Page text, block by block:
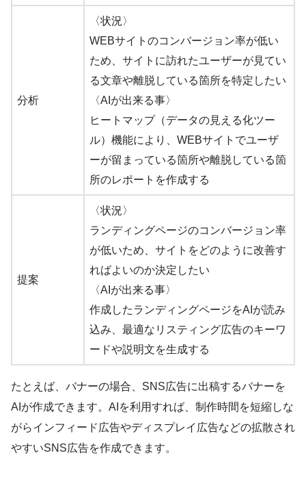
分析
〈状況〉
WEBサイトのコンバージョン率が低い
ため、サイトに訪れたユーザーが見てい
る文章や離脱している箇所を特定したい
〈AIが出来る事〉
ヒートマップ（データの見える化ツー
ル）機能により、WEBサイトでユーザ
ーが留まっている箇所や離脱している箇
所のレポートを作成する
提案
〈状況〉
ランディングページのコンバージョン率
が低いため、サイトをどのように改善す
ればよいのか決定したい
〈AIが出来る事〉
作成したランディングページをAIが読み
込み、最適なリスティング広告のキーワ
ードや説明文を生成する
たとえば、バナーの場合、SNS広告に出稿するバナーを
AIが作成できます。AIを利用すれば、制作時間を短縮しな
がらインフィード広告やディスプレイ広告などの拡散され
やすいSNS広告を作成できます。